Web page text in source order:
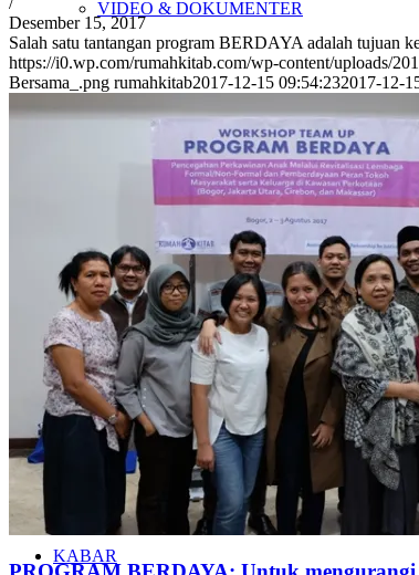
VIDEO & DOKUMENTER
LEAFLET & INFOGRAFIS
CERITA PERUBAHAN
OPINI
KIRIM TULISAN
KABAR
Desember 15, 2017
Salah satu tantangan program BERDAYA adalah tujuan
https://i0.wp.com/rumahkitab.com/wp-content/uploads/
Bersama_.png rumahkitab2017-12-15 09:54:232017-12-